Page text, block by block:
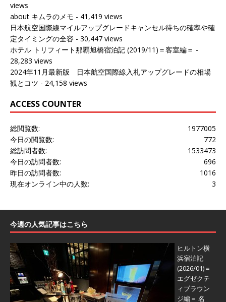
views
about キムラのメモ - 41,419 views
日本航空国際線マイルアップグレードキャンセル待ちの確率や確
定タイミングの全容 - 30,447 views
ホテル トリフィート那覇旭橋宿泊記 (2019/11)＝客室編＝ -
28,283 views
2024年11月最新版 日本航空国際線入札アップグレードの相場
観とコツ - 24,158 views
ACCESS COUNTER
1977005
総閲覧数:
772
今日の閲覧数:
1533473
総訪問者数:
696
今日の訪問者数:
1016
昨日の訪問者数:
3
現在オンライン中の人数:
今週の人気記事はこちら
ヒルトン横
浜宿泊記
(2026/01)＝
エグゼクテ
ィブラウン
ジ編＝ 名